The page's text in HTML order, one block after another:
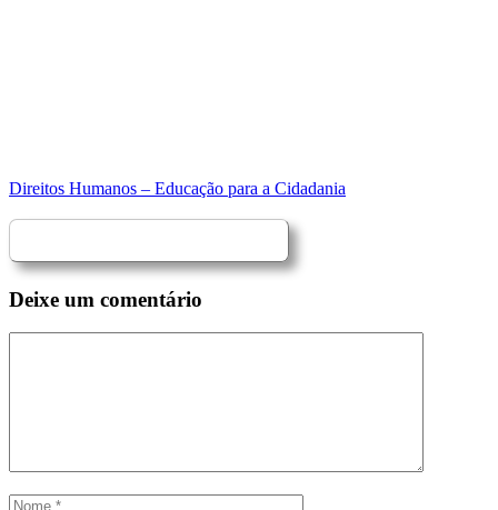
Direitos Humanos – Educação para a Cidadania
Deixe um comentário
Nome